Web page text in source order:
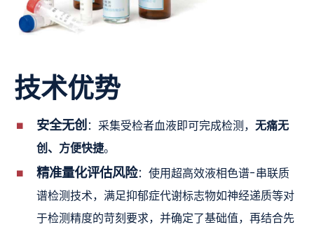
技术优势
安全无创：采集受检者血液即可完成检测， 无痛无
创、方便快捷。
精准量化评估风险：使用超高效液相色谱-串联质
谱检测技术，满足抑郁症代谢标志物如神经递质等对
于检测精度的苛刻要求，并确定了基础值，再结合先